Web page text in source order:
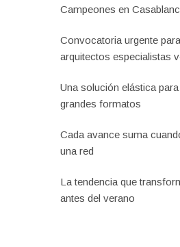
Campeones en
Convocatoria urgente
arquitectos especialistas
Una solución elástica
grandes formatos
Cada avance suma
una red
La tendencia que
antes del verano